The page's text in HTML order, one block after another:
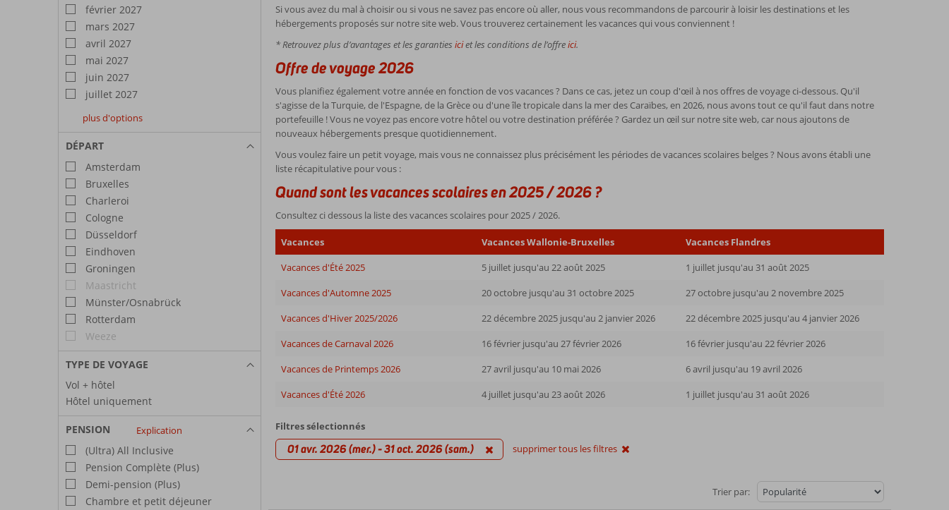
février 2027
mars 2027
avril 2027
mai 2027
juin 2027
juillet 2027
août
2027
septembre
2027
octobre
2027
plus d'options
DÉPART
Amsterdam
Bruxelles
Charleroi
Cologne
Düsseldorf
Eindhoven
Groningen
Maastricht
Münster/Osnabrück
Rotterdam
Weeze
TYPE DE VOYAGE
Vol + hôtel
Hôtel uniquement
PENSION Explication
(Ultra) All Inclusive
Pension Complète (Plus)
Demi-pension (Plus)
Chambre et petit déjeuner
Si vous avez du mal à choisir ou si vous ne savez pas encore où aller, nous vous recommandons de parcourir à loisir les destinations et les
hébergements proposés sur notre site web. Vous trouverez certainement les vacances qui vous conviennent !
* Retrouvez plus d’avantages et les garanties iciet les conditions de l’offreici.
Offre de voyage 2026
Vous planifiez également votre année en fonction de vos vacances ? Dans ce cas, jetez un coup d'œil à nos offres de voyage ci-dessous. Qu'il
s'agisse de la Turquie, de l'Espagne, de la Grèce ou d'une île tropicale dans la mer des Caraïbes, en 2026, nous avons tout ce qu'il faut dans notre
portefeuille ! Vous ne voyez pas encore votre hôtel ou votre destination préférée ? Gardez un œil sur notre site web, car nous ajoutons de
nouveaux hébergements presque quotidiennement.
Vous voulez faire un petit voyage, mais vous ne connaissez plus précisément les périodes de vacances scolaires belges ? Nous avons établi une
liste récapitulative pour vous :
Quand sont les vacances scolaires en 2025 / 2026 ?
Consultez ci dessous la liste des vacances scolaires pour 2025 / 2026.
Vacances Vacances Wallonie‑Bruxelles
Vacances Flandres
Vacances d'Été 2025
5 juillet jusqu'au 22 août 2025
1 juillet jusqu'au 31 août 2025
Vacances d'Automne 2025
20 octobre jusqu'au 31 octobre 2025
27 octobre jusqu'au 2 novembre 2025
Vacances d'Hiver 2025/2026
22 décembre 2025 jusqu'au 2 janvier 2026
22 décembre 2025 jusqu'au 4 janvier 2026
Vacances de Carnaval 2026
16 février jusqu'au 27 février 2026
16 février jusqu'au 22 février 2026
Vacances de Printemps 2026
27 avril jusqu'au 10 mai 2026
6 avril jusqu'au 19 avril 2026
Vacances d'Été 2026
4 juillet jusqu'au 23 août 2026 1 juillet jusqu'au 31 août 2026
Filtres sélectionnés
01 avr. 2026 (mer.) - 31 oct. 2026 (sam.) supprimer tous les filtres
Trier par: